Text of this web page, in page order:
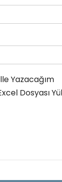
Yazacağım
Dosyası